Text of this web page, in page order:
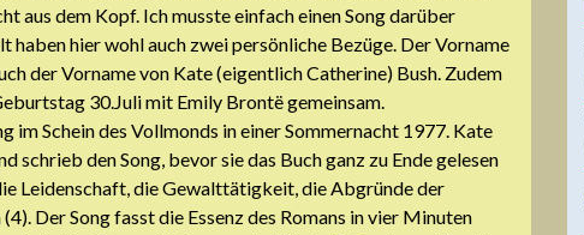
aus dem Kopf. Ich musste einfach einen Song darüber
haben hier wohl auch zwei persönliche Bezüge. Der Vorname
der Vorname von Kate (eigentlich Catherine) Bush. Zudem
30.Juli mit Emily Brontë gemeinsam.
im Schein des Vollmonds in einer Sommernacht 1977. Kate
schrieb den Song, bevor sie das Buch ganz zu Ende gelesen
Leidenschaft, die Gewalttätigkeit, die Abgründe der
Der Song fasst die Essenz des Romans in vier Minuten